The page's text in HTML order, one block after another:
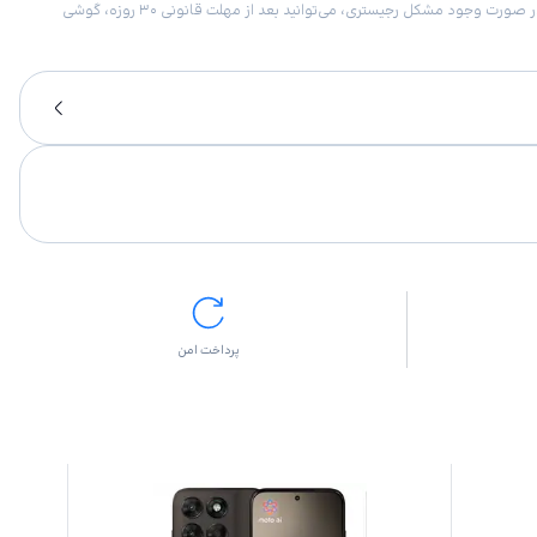
امکان برگشت کالا در گروه موبایل با دلیل “انصراف از خرید“ تنها در صورتی مورد قبول است که پلمب کالا باز نشده باشد. تمام گوشی‌های جی‌اس‌ام ضمانت رجیستری دارند. در صورت وجود مشکل رجیستری، می‌توانید بعد از مهلت قانونی ۳۰ روزه، گوشی
پرداخت امن